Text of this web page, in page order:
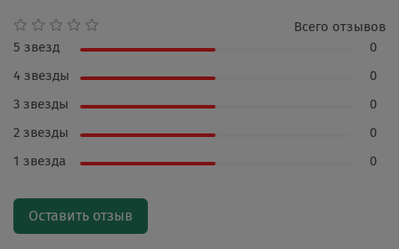
Всего отзывов
5 звезд
0
4 звезды
0
3 звезды
0
2 звезды
0
1 звезда
0
Оставить отзыв